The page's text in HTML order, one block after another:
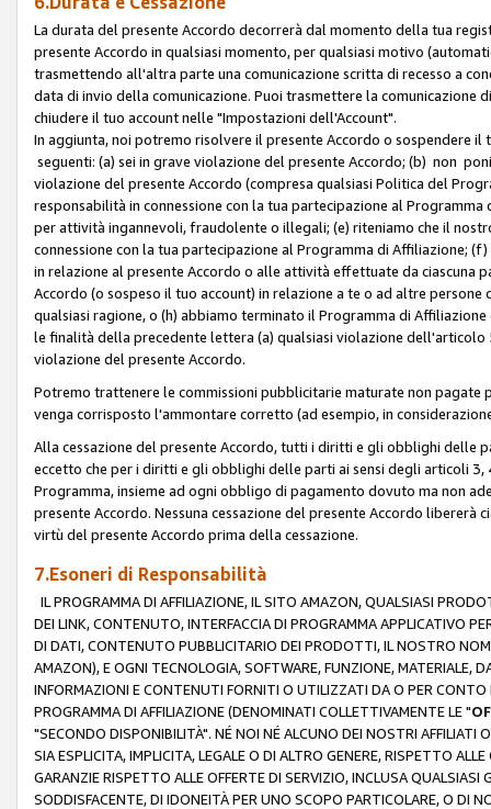
La durata del presente Accordo decorrerà dal momento della tua
presente Accordo in qualsiasi momento, per qualsiasi motivo
trasmettendo all'altra parte una comunicazione scritta di recesso a
data di invio della comunicazione. Puoi trasmettere la
chiudere il tuo account nelle "Impostazioni dell'Account".
In aggiunta, noi potremo risolvere il presente Accordo o sospendere
seguenti: (a) sei in grave violazione del presente Accordo; (b) non
violazione del presente Accordo (compresa qualsiasi Politica del
responsabilità in connessione con la tua partecipazione al
per attività ingannevoli, fraudolente o illegali; (e) riteniamo che il
connessione con la tua partecipazione al Programma di Affiliazione;
in relazione al presente Accordo o alle attività effettuate da ciascuna
Accordo (o sospeso il tuo account) in relazione a te o ad altre
qualsiasi ragione, o (h) abbiamo terminato il Programma di
le finalità della precedente lettera (a) qualsiasi violazione
violazione del presente Accordo.
Potremo trattenere le commissioni pubblicitarie maturate non
venga corrisposto l'ammontare corretto (ad esempio, in
Alla cessazione del presente Accordo, tutti i diritti e gli obblighi delle
eccetto che per i diritti e gli obblighi delle parti ai sensi degli articoli
Programma, insieme ad ogni obbligo di pagamento dovuto ma non
presente Accordo. Nessuna cessazione del presente Accordo
virtù del presente Accordo prima della cessazione.
7.Esoneri di Responsabilità
IL PROGRAMMA DI AFFILIAZIONE, IL SITO AMAZON, QUALSIASI
DEI LINK, CONTENUTO, INTERFACCIA DI PROGRAMMA APPLICATIVO
DI DATI, CONTENUTO PUBBLICITARIO DEI PRODOTTI, IL NOSTRO
AMAZON), E OGNI TECNOLOGIA, SOFTWARE, FUNZIONE, MATERIALE,
INFORMAZIONI E CONTENUTI FORNITI O UTILIZZATI DA O PER
PROGRAMMA DI AFFILIAZIONE (DENOMINATI COLLETTIVAMENTE LE "
"SECONDO DISPONIBILITÀ". NÉ NOI NÉ ALCUNO DEI NOSTRI
SIA ESPLICITA, IMPLICITA, LEGALE O DI ALTRO GENERE, RISPETTO
GARANZIE RISPETTO ALLE OFFERTE DI SERVIZIO, INCLUSA
SODDISFACENTE, DI IDONEITÀ PER UNO SCOPO PARTICOLARE, O DI